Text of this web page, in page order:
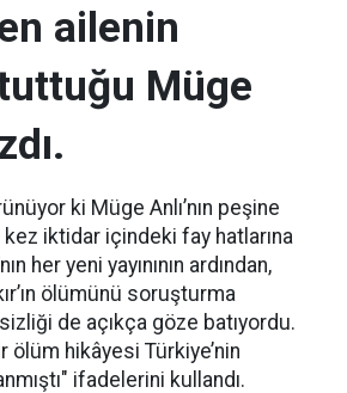
ailenin
Müge
ki Müge Anlı’nın peşine
iktidar içindeki fay hatlarına
her yeni yayınının ardından,
ölümünü soruşturma
de açıkça göze batıyordu.
hikâyesi Türkiye’nin
ifadelerini kullandı.